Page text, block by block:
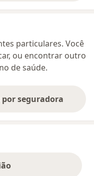
particulares. Você
ou encontrar outro
de saúde.
seguradora